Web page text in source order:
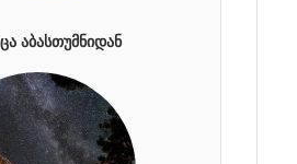
ᲐᲑᲐᲡᲗᲣᲛᲜᲘᲓᲐᲜ